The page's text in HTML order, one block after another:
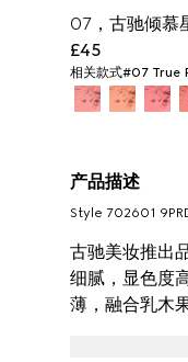
07，古驰倾慕
£45
相关款式#07 True
产品描述
Style ‎702601
古驰美妆推出
细腻，显色度
薄，融合乳木果